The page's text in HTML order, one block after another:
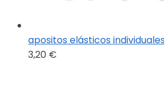
apositos elásticos
3,20 €